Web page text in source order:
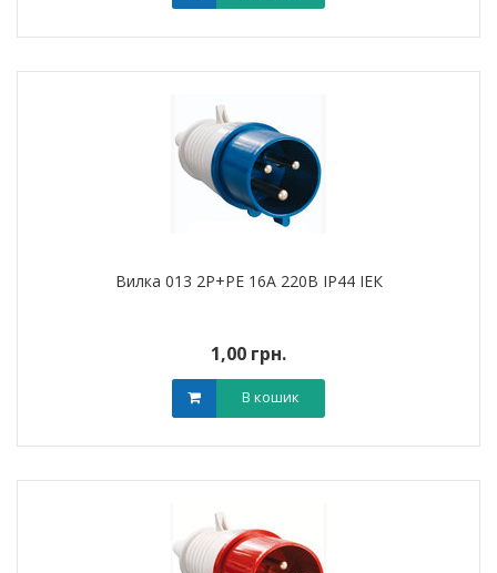
Вилка 013 2Р+РЕ 16A 220В IP44 ІЕК
1,00 грн.
В кошик